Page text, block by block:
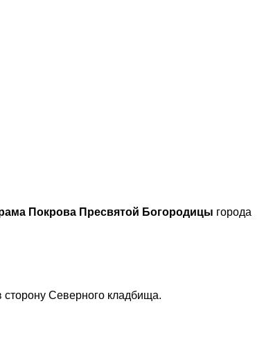
Покрова Пресвятой Богородицы города
Северного кладбища.